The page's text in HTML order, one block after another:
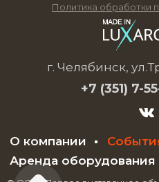
Политика обработки
г. Челябинск,
+7 (351) 7-
О компании
Аренда оборудования